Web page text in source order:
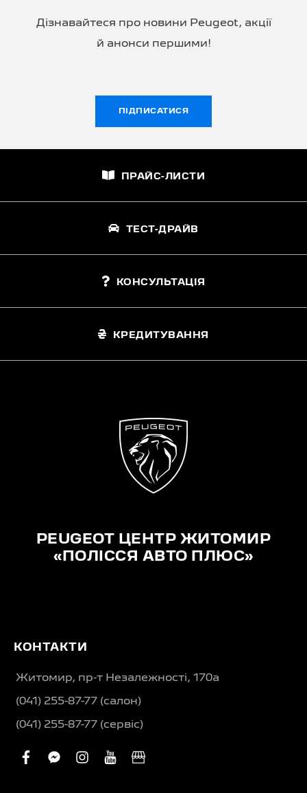
Дізнавайтеся про новини Peugeot, акції
й анонси першими!
ПІДПИСАТИСЯ
ПРАЙС-ЛИСТИ
ТЕСТ-ДРАЙВ
КОНСУЛЬТАЦІЯ
КРЕДИТУВАННЯ
PEUGEOT ЦЕНТР ЖИТОМИР
«ПОЛІССЯ АВТО ПЛЮС»
КОНТАКТИ
Житомир, пр-т Незалежності, 170а
(041) 255-87-77 (салон)
(041) 255-87-77 (сервіс)
facebook
facebook-
instagram
youtube
business